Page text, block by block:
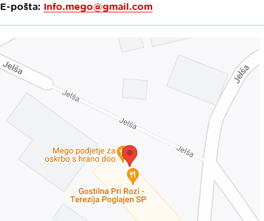
E-pošta: Info.mego@gmail.com